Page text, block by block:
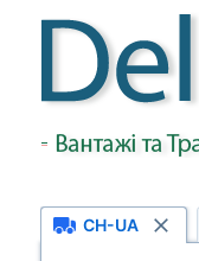
CH-UA